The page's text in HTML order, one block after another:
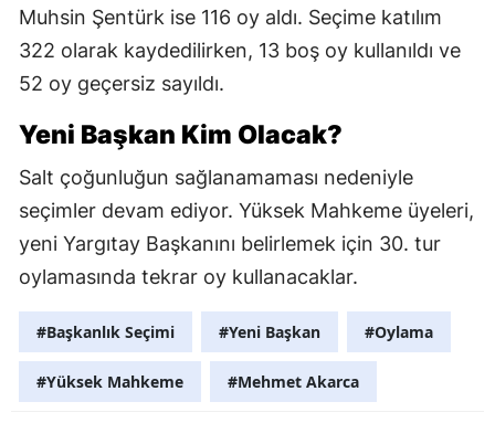
Muhsin Şentürk ise 116 oy aldı. Seçime katılım
322 olarak kaydedilirken, 13 boş oy kullanıldı ve
52 oy geçersiz sayıldı.
Yeni Başkan Kim Olacak?
Salt çoğunluğun sağlanamaması nedeniyle
seçimler devam ediyor. Yüksek Mahkeme üyeleri,
yeni Yargıtay Başkanını belirlemek için 30. tur
oylamasında tekrar oy kullanacaklar.
#Başkanlık Seçimi #Yeni Başkan #Oylama
#Yüksek Mahkeme #Mehmet Akarca